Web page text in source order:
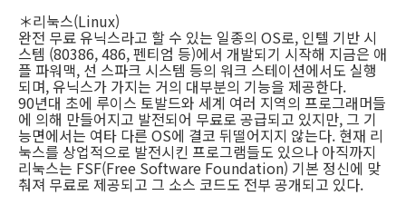
＊리눅스(Linux)
완전 무료 유닉스라고 할 수 있는 일종의 OS로, 인텔 기반 시
스템 (80386, 486, 펜티엄 등)에서 개발되기 시작해 지금은 애
플 파워맥, 선 스파크 시스템 등의 워크 스테이션에서도 실행
되며, 유닉스가 가지는 거의 대부분의 기능을 제공한다.
90년대 초에 루이스 토발드와 세계 여러 지역의 프로그래머들
에 의해 만들어지고 발전되어 무료로 공급되고 있지만, 그 기
능면에서는 여타 다른 OS에 결코 뒤떨어지지 않는다. 현재 리
눅스를 상업적으로 발전시킨 프로그램들도 있으나 아직까지
리눅스는 FSF(Free Software Foundation) 기본 정신에 맞
춰져 무료로 제공되고 그 소스 코드도 전부 공개되고 있다.